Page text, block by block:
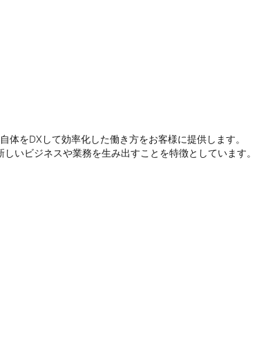
をDXして効率化した働き方をお客様に提供します。
いビジネスや業務を生み出すことを特徴としています。